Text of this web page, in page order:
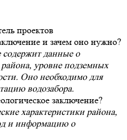
проектов
и зачем оно нужно?
содержит данные о
района, уровне подземных
Оно необходимо для
водозабора.
заключение?
характеристики района,
и информацию о